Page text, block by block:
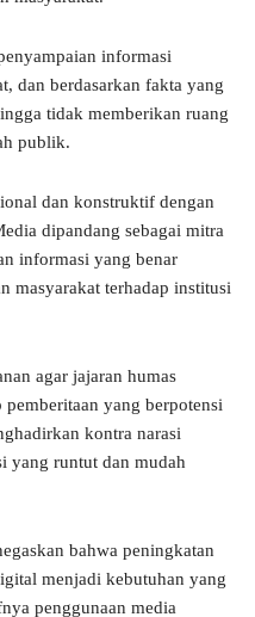
informasi
dan berdasarkan fakta yang
tidak memberikan ruang
publik.
dan konstruktif dengan
dipandang sebagai mitra
informasi yang benar
masyarakat terhadap institusi
agar jajaran humas
pemberitaan yang berpotensi
kontra narasi
yang runtut dan mudah
bahwa peningkatan
menjadi kebutuhan yang
penggunaan media